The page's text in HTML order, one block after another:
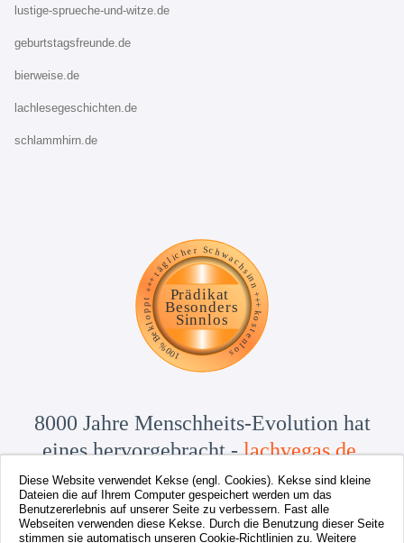
lustige-sprueche-und-witze.de
geburtstagsfreunde.de
bierweise.de
lachlesegeschichten.de
schlammhirn.de
8000 Jahre Menschheits-Evolution hat
eines hervorgebracht -lachvegas.de.
LachVegas ist ein Angebot vonwww.tommykrueger.com
Diese Website verwendet Kekse (engl. Cookies). Kekse sind kleine
Dateien die auf Ihrem Computer gespeichert werden um das
Benutzererlebnis auf unserer Seite zu verbessern. Fast alle
Webseiten verwenden diese Kekse. Durch die Benutzung dieser Seite
stimmen sie automatisch unseren Cookie-Richtlinien zu. Weitere